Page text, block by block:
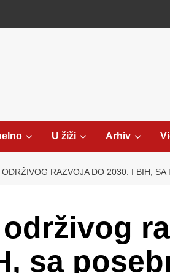
U žiži Arhiv
RAZVOJA DO 2030. I BIH,
sa